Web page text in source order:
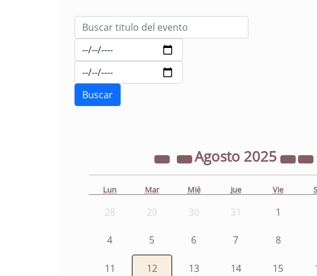
Agosto 2025
Lun Mar Mié Jue Vie
28 29 30 31 1
4 5 6 7 8
11 12 13 14 15